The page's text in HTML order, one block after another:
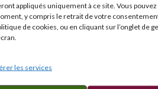
appliqués uniquement à ce site. Vous
y compris le retrait de votre
de cookies, ou en cliquant sur l’onglet de
les services
COMPLÉMENTAIRESEXPÉDITION